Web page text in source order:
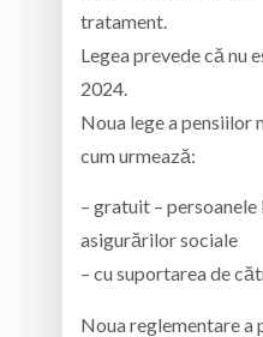
tratament.
Legea prevede că nu
2024.
Noua lege a pensiilor
cum urmează:
– gratuit –
asigurărilor sociale
– cu suportarea de
Noua reglementare a